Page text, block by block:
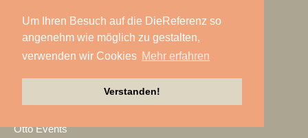
Um Ihren Besuch auf die DieReferenz so
angenehm wie möglich zu gestalten,
verwenden wir Cookies Mehr erfahren
Verstanden!
OETHG
OKG-AV
Omron
Otto Events